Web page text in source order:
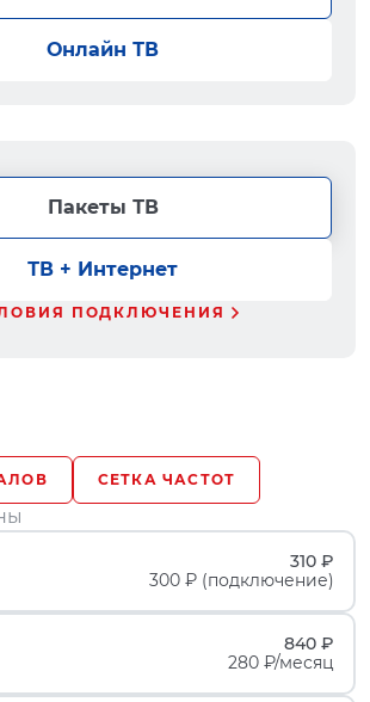
Онлайн ТВ
Пакеты ТВ
ТВ + Интернет
ПОДКЛЮЧЕНИЯ
СЕТКА ЧАСТОТ
310 ₽
300 ₽ (подключение)
840 ₽
280 ₽/месяц